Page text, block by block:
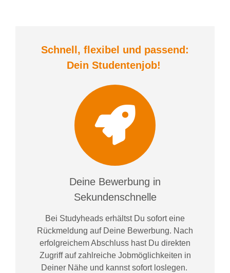
Schnell, flexibel und passend:
Dein Studentenjob!
Deine Bewerbung in
Sekundenschnelle
Bei Studyheads erhältst Du sofort eine
Rückmeldung auf Deine Bewerbung. Nach
erfolgreichem Abschluss hast Du direkten
Zugriff auf zahlreiche Jobmöglichkeiten in
Deiner Nähe und kannst sofort loslegen.